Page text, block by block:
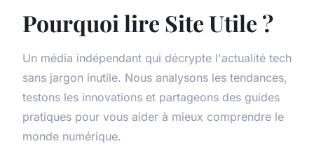
Pourquoi lire Site Utile ?
Un média indépendant qui décrypte l'actualité tech
sans jargon inutile. Nous analysons les tendances,
testons les innovations et partageons des guides
pratiques pour vous aider à mieux comprendre le
monde numérique.